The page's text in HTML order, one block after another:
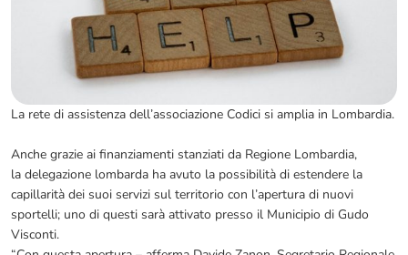
La rete di assistenza dell’associazione Codici si amplia in Lombardia.
Anche grazie ai finanziamenti stanziati da Regione Lombardia,
la delegazione lombarda ha avuto la possibilità di estendere la
capillarità dei suoi servizi sul territorio con l’apertura di nuovi
sportelli; uno di questi sarà attivato presso il Municipio di Gudo
Visconti.